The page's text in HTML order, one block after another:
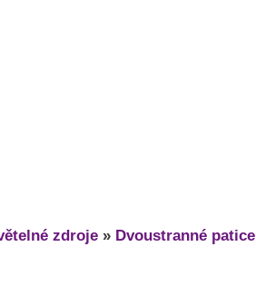
zdroje » Dvoustranné patice